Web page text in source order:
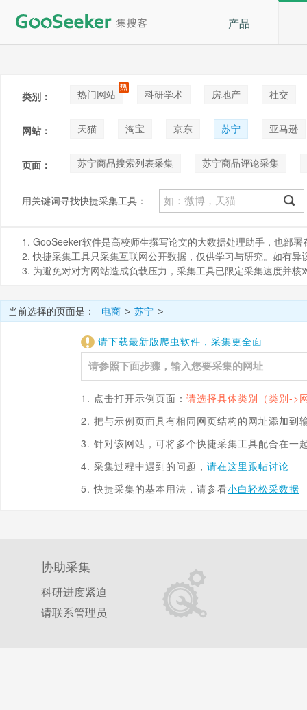
产品
类别： 热门网站 科研学术 房地产
社交
论坛贴吧
音乐
网站： 天猫 淘宝 京东 苏宁
亚马逊
阿里巴巴1688
Shopee 咸鱼
页面： 苏宁商品搜索列表采集 苏宁商品评论采集
用关键词寻找快捷采集工具：
1. GooSeeker软件是高校师生撰写论文的大数据处理助手，也部
2. 快捷采集工具只采集互联网公开数据，仅供学习与研究。如有
3. 为避免对对方网站造成负载压力，采集工具已限定采集速度并
当前选择的页面是： 电商 > 苏宁 >
请下载最新版爬虫软件，采集更全面
1. 点击打开示例页面： 请选择具体类别（类别->
2. 把与示例页面具有相同网页结构的网址添加到
3. 针对该网站，可将多个快捷采集工具配合在一
4. 采集过程中遇到的问题， 请在这里跟帖讨论
5. 快捷采集的基本用法，请参看小白轻松采数据
协助采集
科研进度紧迫
请联系管理员